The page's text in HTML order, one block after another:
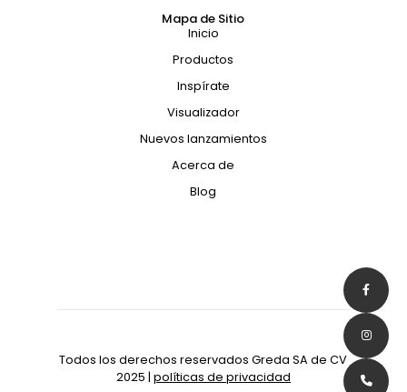
Mapa de Sitio
Inicio
Productos
Inspírate
Visualizador
Nuevos lanzamientos
Acerca de
Blog
Todos los derechos reservados Greda SA de CV
2025 | políticas de privacidad